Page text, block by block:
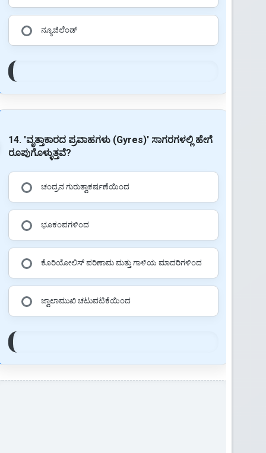
ನ್ಯೂಜಿಲೆಂಡ್
14. 'ವೃತ್ತಾಕಾರದ ಪ್ರವಾಹಗಳು (Gyres)' ಸಾಗರಗಳಲ್ಲಿ ಹೇಗೆ
ರೂಪುಗೊಳ್ಳುತ್ತವೆ?
ಚಂದ್ರನ ಗುರುತ್ವಾಕರ್ಷಣೆಯಿಂದ
ಭೂಕಂಪಗಳಿಂದ
ಕೊರಿಯೋಲಿಸ್ ಪರಿಣಾಮ ಮತ್ತು ಗಾಳಿಯ ಮಾದರಿಗಳಿಂದ
ಜ್ವಾಲಾಮುಖಿ ಚಟುವಟಿಕೆಯಿಂದ